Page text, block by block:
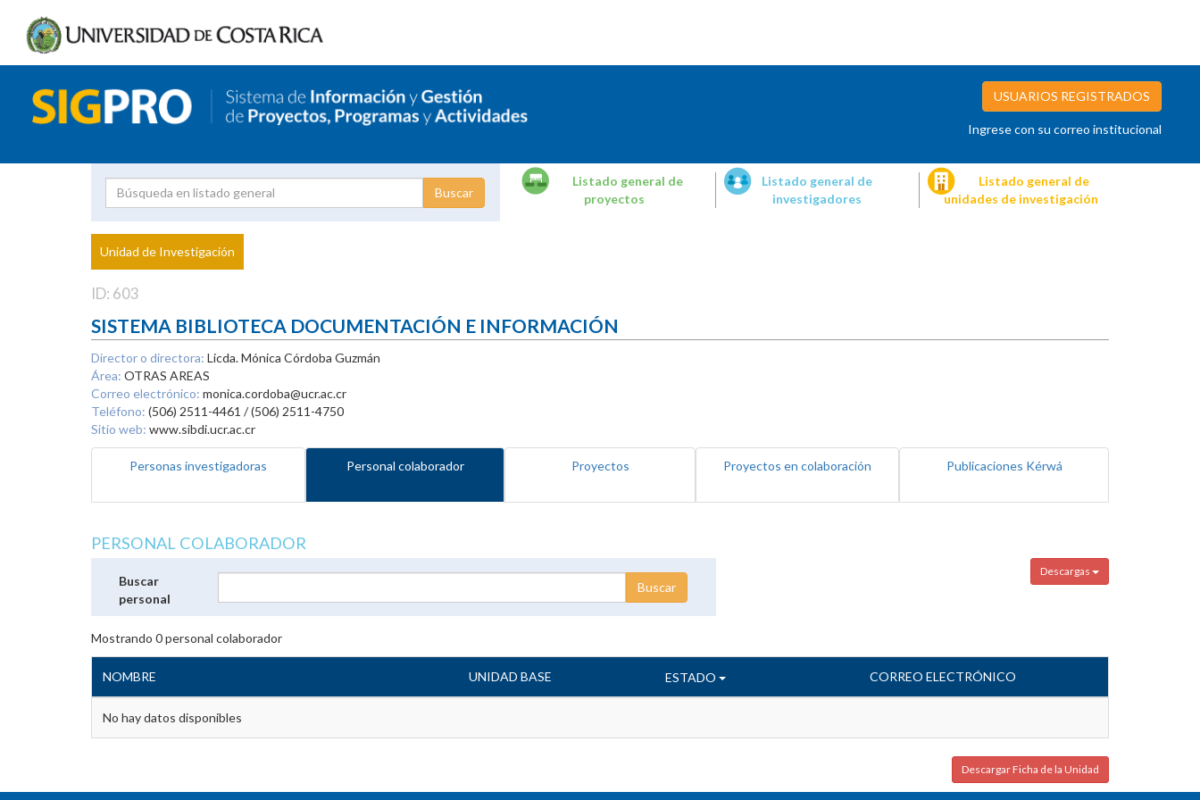
USUARIOS REGISTRADOS
Ingrese con su correo institucional
Proyecto
Investigador
Listado general de
proyectos
Listado general de
investigadores
Listado general de
unidades de investigación
Unidad de Investigación
ID: 603
SISTEMA BIBLIOTECA DOCUMENTACIÓN E INFORMACIÓN
Director o directora: Licda. Mónica Córdoba Guzmán
Área: OTRAS AREAS
Correo electrónico: monica.cordoba@ucr.ac.cr
Teléfono: (506) 2511-4461 / (506) 2511-4750
Sitio web: www.sibdi.ucr.ac.cr
Personas investigadoras Personal colaborador Proyectos Proyectos en colaboración Publicaciones Kérwá
PERSONAL COLABORADOR
Descargas
Buscar
personal
Mostrando 0personal colaborador
NOMBRE UNIDAD BASE ESTADO CORREO ELECTRÓNICO
No hay datos disponibles
Descargar Ficha de la Unidad